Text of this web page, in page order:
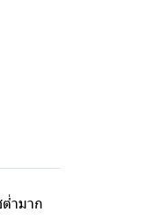
ำมาก